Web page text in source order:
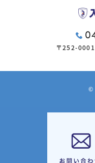
〒252-
©